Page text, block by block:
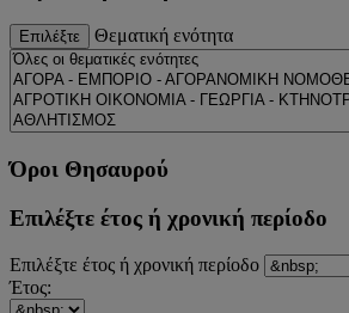
Επιλέξτε Θεματική ενότητα
Όροι Θησαυρού
Επιλέξτε έτος ή χρονική περίοδο
Επιλέξτε έτος ή χρονική περίοδο
Έτος: